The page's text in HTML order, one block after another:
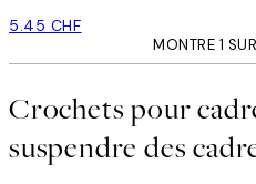
5.45 CHF
MONTRE 1
Crochets pour
suspendre des